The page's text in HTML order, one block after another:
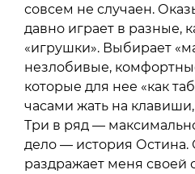
совсем не случаен.
давно играет в разные,
«игрушки». Выбирает
незлобивые,
которые для нее «как
часами жать на
Три в ряд —
дело — история Остина.
раздражает меня своей